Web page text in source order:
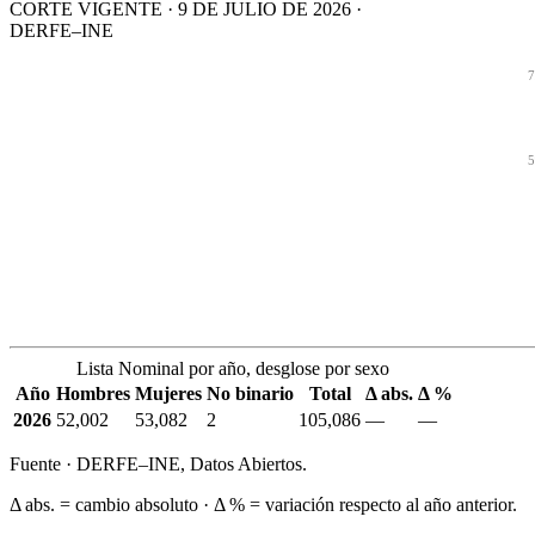
CORTE VIGENTE · 9 DE JULIO DE 2026 ·
DERFE–INE
Lista Nominal por año, desglose por sexo
Año Hombres Mujeres No binario Total Δ abs. Δ %
2026 52,002 53,082 2 105,086 — —
Fuente · DERFE–INE, Datos Abiertos.
Δ abs. = cambio absoluto · Δ % = variación respecto al año anterior.